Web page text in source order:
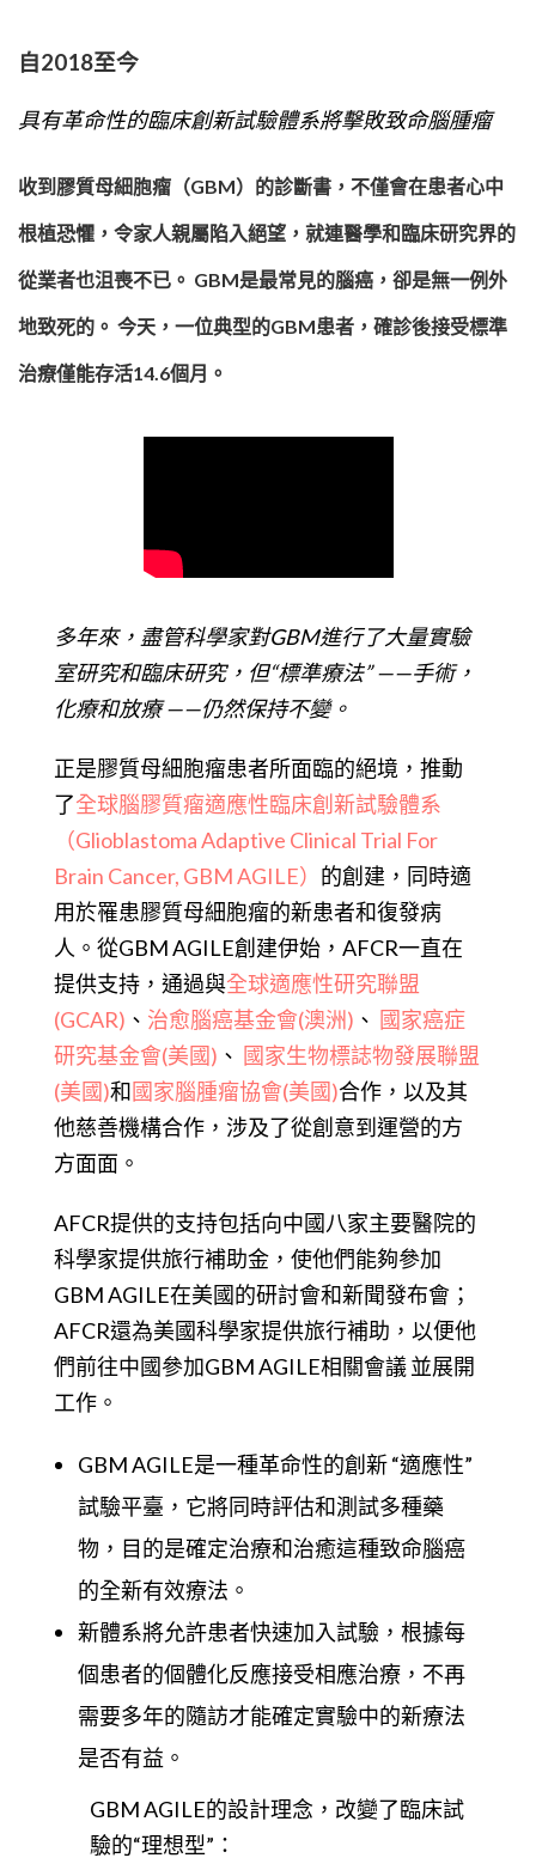
自2018至今
具有革命性的臨床創新試驗體系將擊敗致命腦腫瘤
收到膠質母細胞瘤（GBM）的診斷書，不僅會在患者心中
根植恐懼，令家人親屬陷入絕望，就連醫學和臨床研究界的
從業者也沮喪不已。 GBM是最常見的腦癌，卻是無一例外
地致死的。 今天，一位典型的GBM患者，確診後接受標準
治療僅能存活14.6個月。
多年來，盡管科學家對GBM進行了大量實驗
室研究和臨床研究，但“標準療法” ——手術，
化療和放療 ——仍然保持不變。
正是膠質母細胞瘤患者所面臨的絕境，推動
了全球腦膠質瘤適應性臨床創新試驗體系
（Glioblastoma Adaptive Clinical Trial For
Brain Cancer, GBM AGILE） 的創建，同時適
用於罹患膠質母細胞瘤的新患者和復發病
人。從GBM AGILE創建伊始，AFCR一直在
提供支持，通過與全球適應性研究聯盟
(GCAR) 、 治愈腦癌基金會(澳洲) 、 國家癌症
研究基金會(美國) 、 國家生物標誌物發展聯盟
(美國)和國家腦腫瘤協會(美國)合作，以及其
他慈善機構合作，涉及了從創意到運營的方
方面面。
AFCR提供的支持包括向中國八家主要醫院的
科學家提供旅行補助金，使他們能夠參加
GBM AGILE在美國的研討會和新聞發布會；
AFCR還為美國科學家提供旅行補助，以便他
們前往中國參加GBM AGILE相關會議 並展開
工作。
GBM AGILE是一種革命性的創新 “適應性”
試驗平臺，它將同時評估和測試多種藥
物，目的是確定治療和治癒這種致命腦癌
的全新有效療法。
新體系將允許患者快速加入試驗，根據每
個患者的個體化反應接受相應治療，不再
需要多年的隨訪才能確定實驗中的新療法
是否有益。
GBM AGILE的設計理念，改變了臨床試
驗的“理想型”：